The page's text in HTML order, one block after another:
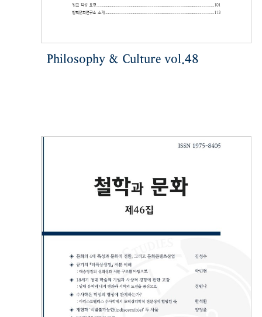
Philosophy & Culture vol.48